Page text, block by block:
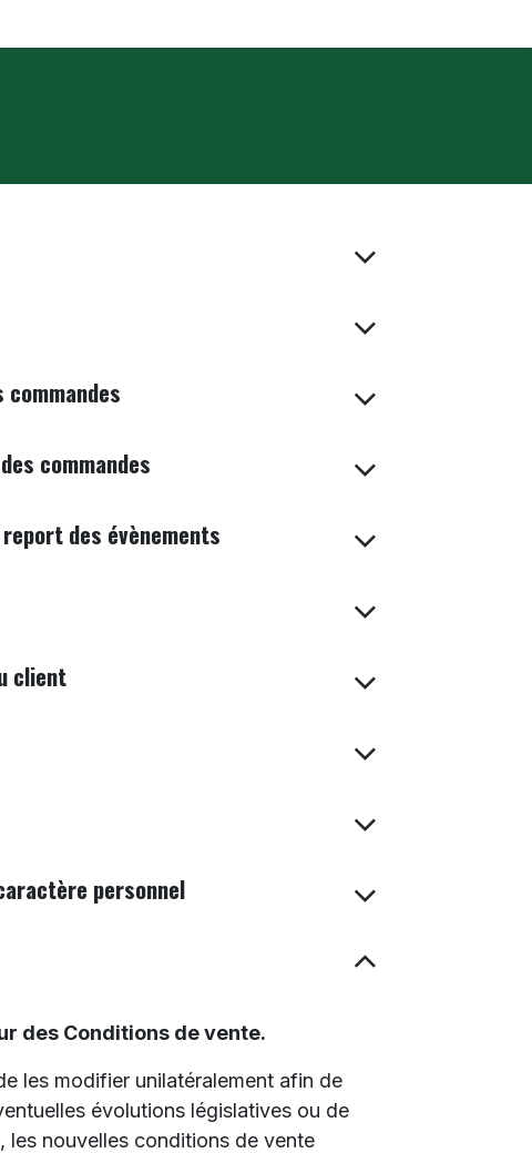
commandes
des évènements
client
personnel
des Conditions de vente.
les modifier unilatéralement afin de
évolutions législatives ou de
les nouvelles conditions de vente